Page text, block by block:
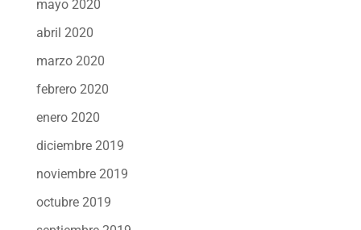
mayo 2020
abril 2020
marzo 2020
febrero 2020
enero 2020
diciembre 2019
noviembre 2019
octubre 2019